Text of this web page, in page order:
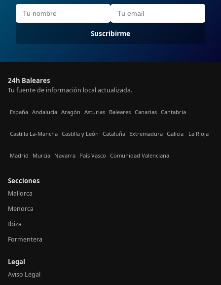
Suscribirme
24h Baleares
Tu fuente de información local actualizada.
España Andalucía Aragón Asturias Baleares Canarias Cantabria
Castilla La-Mancha Castilla y León Cataluña Extremadura Galicia La Rioja
Madrid Murcia Navarra País Vasco Comunidad Valenciana
Secciones
Mallorca
Menorca
Ibiza
Formentera
Legal
Aviso Legal